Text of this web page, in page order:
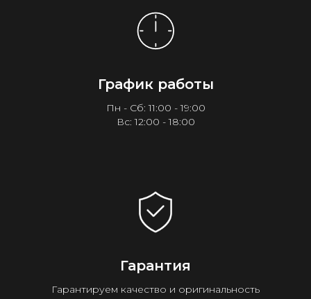
График работы
Пн - Сб: 11:00 - 19:00
Вс: 12:00 - 18:00
Гарантия
Гарантируем качество и оригинальность